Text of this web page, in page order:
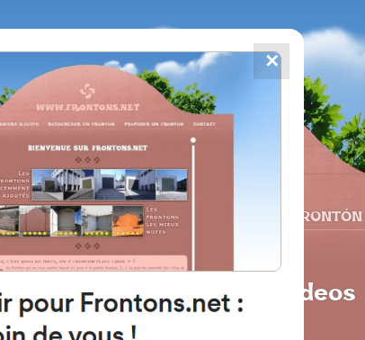
UN FRONTÓN AÑADIR UN FRONTÓN
vasca cerca de Burdeos
(Bordeaux)
✕